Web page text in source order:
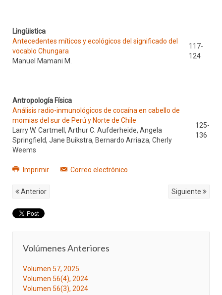
Lingüistica
Antecedentes míticos y ecológicos del significado del
vocablo Chungara
117-
124
Manuel Mamani M.
Antropología Física
Análisis radio-inmunológicos de cocaína en cabello de
momias del sur de Perú y Norte de Chile
125-
136
Larry W. Cartmell, Arthur C. Aufderheide, Angela
Springfield, Jane Buikstra, Bernardo Arriaza, Cherly
Weems
Imprimir Correo electrónico
Anterior Siguiente
Volúmenes Anteriores
Volumen 57, 2025
Volumen 56(4), 2024
Volumen 56(3), 2024